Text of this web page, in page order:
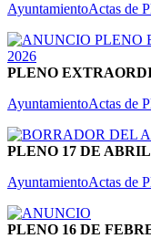
AyuntamientoActas de
PLENO
AyuntamientoActas de
PLENO 17 DE ABRIL
AyuntamientoActas de
PLENO 16 DE